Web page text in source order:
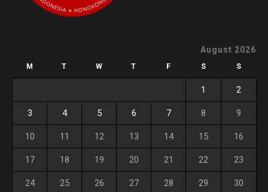
August 2026
M T W T F S S
1 2
3 4 5 6 7 8 9
10 11 12 13 14 15 16
17 18 19 20 21 22 23
24 25 26 27 28 29 30